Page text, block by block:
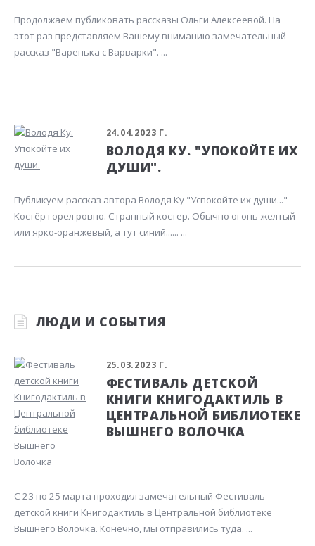
Продолжаем публиковать рассказы Ольги Алексеевой. На
этот раз представляем Вашему вниманию замечательный
рассказ "Варенька с Варварки". ...
24.04.2023 Г.
ВОЛОДЯ КУ. "УПОКОЙТЕ ИХ
ДУШИ".
Публикуем рассказ автора Володя Ку "Успокойте их души..."
Костёр горел ровно. Странный костер. Обычно огонь желтый
или ярко-оранжевый, а тут синий...... ...
ЛЮДИ И СОБЫТИЯ
25.03.2023 Г.
ФЕСТИВАЛЬ ДЕТСКОЙ
КНИГИ КНИГОДАКТИЛЬ В
ЦЕНТРАЛЬНОЙ БИБЛИОТЕКЕ
ВЫШНЕГО ВОЛОЧКА
С 23 по 25 марта проходил замечательный Фестиваль
детской книги Книгодактиль в Центральной библиотеке
Вышнего Волочка. Конечно, мы отправились туда. ...